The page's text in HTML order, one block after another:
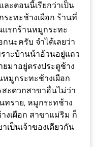
ะตอนนี้เรียกว่าเป็น
ะทะช้างเผือก ร้านที่
รกร้านหมูกระทะ
นะครับ จำได้เลยว่า
ราะบ้านน้าอ้วนอยู่แถว
ยมาอยู่ตรงประตูช้าง
หมูกระทะช้างเผือก
ะดวกสาขาอื่นไม่ว่า
ทราย, หมูกระทช้าง
งเผือก สาขาแม่ริม ก็
เป็นเจ้าของเดียวกัน